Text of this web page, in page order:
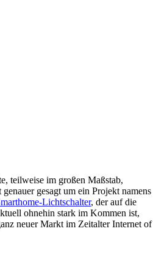
teilweise im großen Maßstab,
gesagt um ein Projekt namens
Lichtschalter, der auf die
ohnehin stark im Kommen ist,
neuer Markt im Zeitalter Internet of